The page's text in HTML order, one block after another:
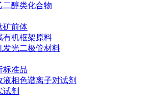
二醇类化合物
矿前体
有机框架原料
发光二极管材料
标准品
液相色谱离子对试剂
试剂